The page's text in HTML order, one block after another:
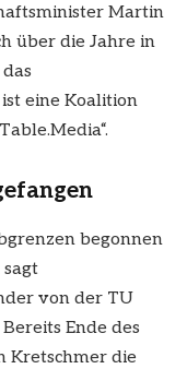
Martin
über die Jahre in
eine Koalition
begonnen
sagt
von der TU
Ende des
Kretschmer die